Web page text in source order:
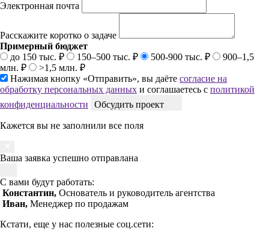
Электронная почта
Расскажите коротко о задаче
Примерный бюджет
до 150 тыс. ₽
150–500 тыс. ₽ 500-900 тыс. ₽
900–1,5
млн. ₽
>1,5 млн. ₽
Нажимая кнопку «Отправить», вы даёте согласие на
обработку персональных данных и соглашаетесь с политикой
конфиденциальности
Обсудить проект
Кажется вы не заполнили все поля
Ваша заявка успешно отправлана
С вами будут работать:
Константин, Основатель и руководитель агентства
Иван, Менеджер по продажам
Кстати, еще у нас полезные соц.сети: